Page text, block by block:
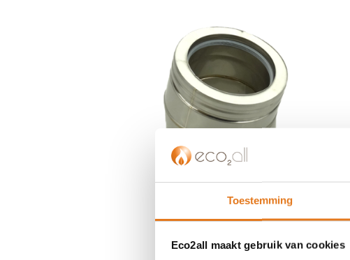
Toestemming
Eco2all maakt gebruik van cookies